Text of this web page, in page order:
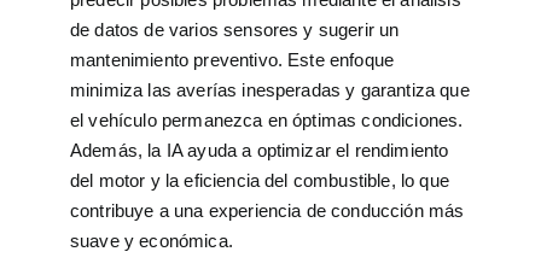
de datos de varios sensores y sugerir un
mantenimiento preventivo. Este enfoque
minimiza las averías inesperadas y garantiza que
el vehículo permanezca en óptimas condiciones.
Además, la IA ayuda a optimizar el rendimiento
del motor y la eficiencia del combustible, lo que
contribuye a una experiencia de conducción más
suave y económica.